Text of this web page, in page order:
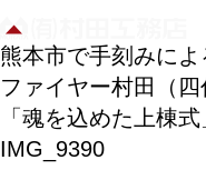
熊本市で手刻みに
ファイヤー村田（
「魂を込めた上棟
IMG_9390